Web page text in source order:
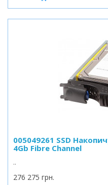
005049261 SSD
4Gb Fibre Channel
..
276 275 грн.